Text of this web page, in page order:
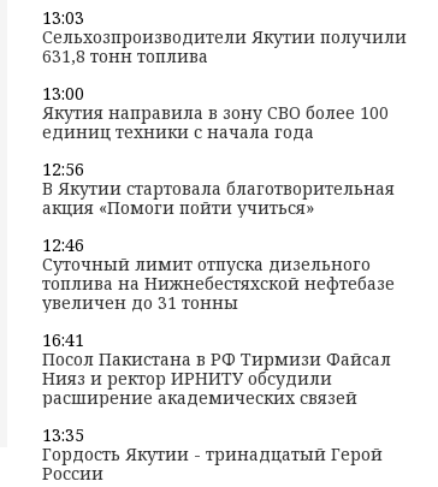
13:03
Сельхозпроизводители Якутии получили
631,8 тонн топлива
13:00
Якутия направила в зону СВО более 100
единиц техники с начала года
12:56
В Якутии стартовала благотворительная
акция «Помоги пойти учиться»
12:46
Суточный лимит отпуска дизельного
топлива на Нижнебестяхской нефтебазе
увеличен до 31 тонны
16:41
Посол Пакистана в РФ Тирмизи Файсал
Нияз и ректор ИРНИТУ обсудили
расширение академических связей
13:35
Гордость Якутии - тринадцатый Герой
России